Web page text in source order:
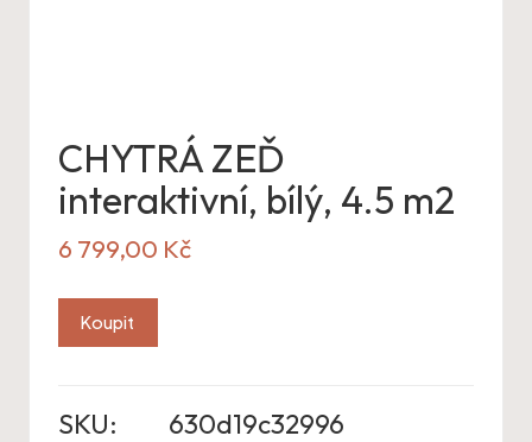
CHYTRÁ ZEĎ
interaktivní, bílý, 4.5 m2
6 799,00 Kč
Koupit
SKU:
630d19c32996